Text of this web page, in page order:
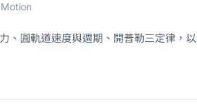
、圓軌道速度與週期、開普勒三定律，